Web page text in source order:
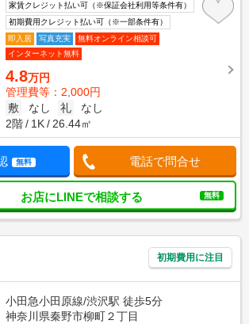
家賃クレジット払い可（※保証会社利用等条件有）
初期費用クレジット払い可（※一部条件有）
即入居
写真充実
無料オンライン相談可
インターネット無料
4.8万円
管理費等：2,000円
敷
なし 礼
なし
2階
1K 26.44㎡
無料 電話で問合せ
お店にLINEで相談する 無料
初期費用に注目
小田急小田原線/渋沢駅 徒歩5分
神奈川県秦野市柳町２丁目